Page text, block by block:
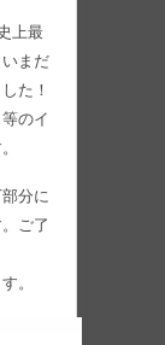
上最
まだ
た！
のイ
分に
ご了
。